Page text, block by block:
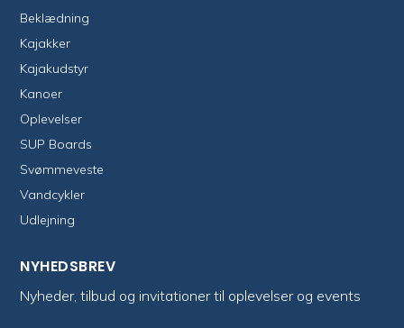
Beklædning
Kajakker
Kajakudstyr
Kanoer
Oplevelser
SUP Boards
Svømmeveste
Vandcykler
Udlejning
NYHEDSBREV
Nyheder, tilbud og invitationer til oplevelser og events